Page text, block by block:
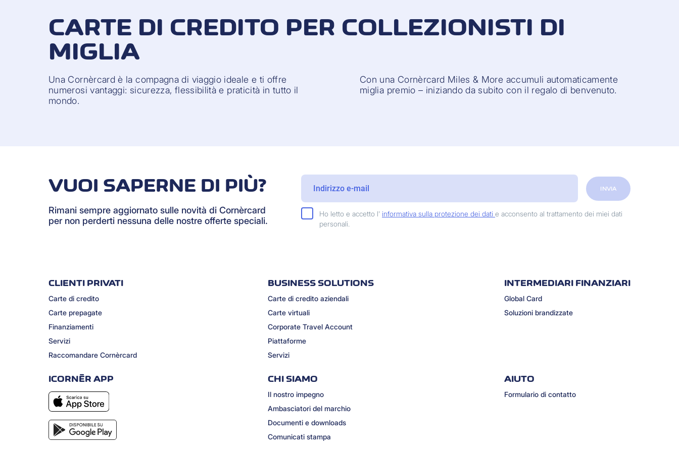
CARTE DI CREDITO PER COLLEZIONISTI DI
MIGLIA
Una Cornèrcard è la compagna di viaggio ideale e ti offre
numerosi vantaggi: sicurezza, flessibilità e praticità in tutto il
mondo.
Con una Cornèrcard Miles & More accumuli automaticamente
miglia premio – iniziando da subito con il regalo di benvenuto.
VUOI SAPERNE DI PIÙ?
Rimani sempre aggiornato sulle novità di Cornèrcard
per non perderti nessuna delle nostre offerte speciali.
Ho letto e accetto l' informativa sulla protezione dei dati e acconsento al trattamento dei miei dati
personali.
INVIA
CLIENTI PRIVATI
Carte di credito
Carte prepagate
Finanziamenti
Servizi
Raccomandare Cornèrcard
BUSINESS SOLUTIONS
Carte di credito aziendali
Carte virtuali
Corporate Travel Account
Piattaforme
Servizi
INTERMEDIARI FINANZIARI
Global Card
Soluzioni brandizzate
ICORNÈR APP CHI SIAMO
Il nostro impegno
Ambasciatori del marchio
Documenti e downloads
Comunicati stampa
AIUTO
Formulario di contatto